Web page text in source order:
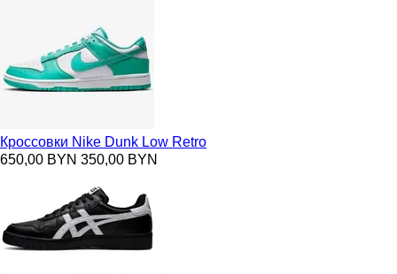
Кроссовки Nike Dunk Low Retro
650,00 BYN 350,00 BYN